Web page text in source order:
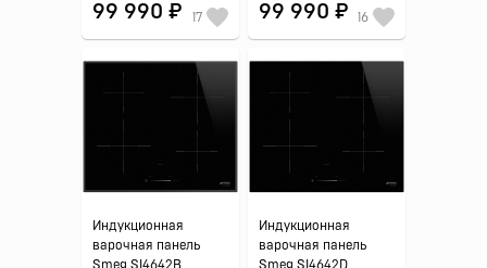
99 990 ₽ 17 99 990 ₽ 16
Индукционная
варочная панель
Smeg SI4642B
Индукционная
варочная панель
Smeg SI4642D